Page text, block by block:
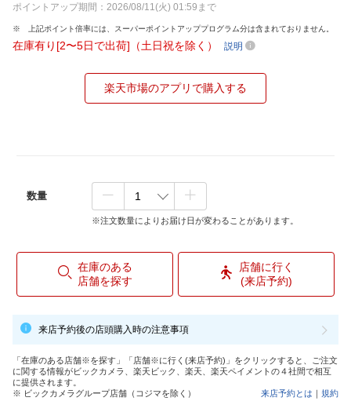
ポイントアップ期間：2026/08/11(火) 01:59まで
上記ポイント倍率には、スーパーポイントアッププログラム分は含まれておりません。
在庫有り[2〜5日で出荷]（土日祝を除く） 説明
楽天市場のアプリで購入する
数量
※注文数量によりお届け日が変わることがあります。
在庫のある
店舗を探す
店舗に行く
(来店予約)
来店予約後の店頭購入時の注意事項
「在庫のある店舗※を探す」「店舗※に行く(来店予約)」をクリックすると、ご注文
に関する情報がビックカメラ、楽天ビック、楽天、楽天ペイメントの４社間で相互
に提供されます。
※ ビックカメラグループ店舗（コジマを除く）
来店予約とは ｜ 規約